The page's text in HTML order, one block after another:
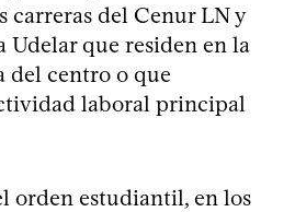
carreras del Cenur LN y
Udelar que residen en la
del centro o que
laboral principal
orden estudiantil, en los